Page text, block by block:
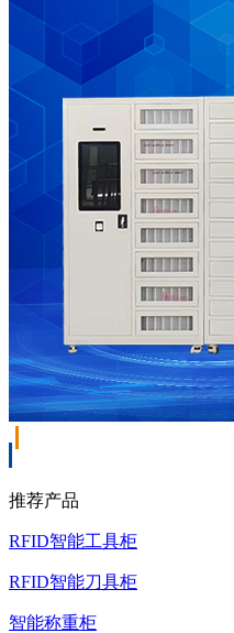
推荐产品
RFID智能工具柜
RFID智能刀具柜
智能称重柜